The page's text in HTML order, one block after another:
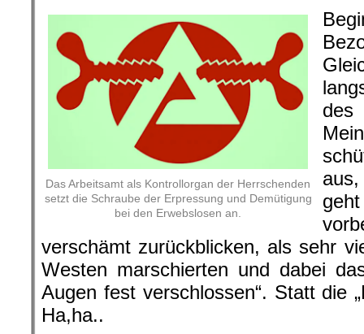
Das Arbeitsamt als Kontrollorgan der Herrschenden
setzt die Schraube der Erpressung und Demütigung
bei den Erwebslosen an.
verschämt zurückblicken, als sehr
Westen marschierten und dabei
Augen fest verschlossen“. Statt die
Ha,ha..